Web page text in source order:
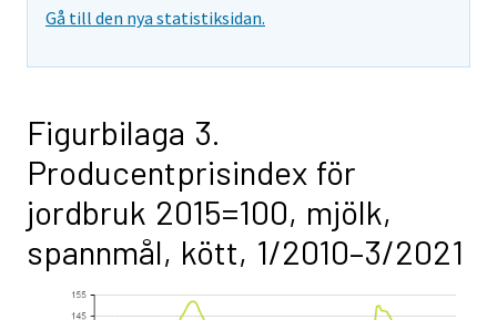
Gå till den nya statistiksidan.
Figurbilaga 3.
Producentprisindex för
jordbruk 2015=100, mjölk,
spannmål, kött, 1/2010–3/2021